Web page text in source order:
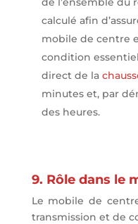
calculé afin
mobile de centre
condition
direct de la
minutes et, par
des heures.
9. Rôle dans le
Le mobile de
transmission et de